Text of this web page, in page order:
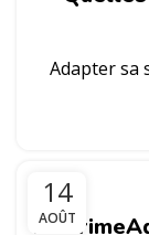
Adapter sa
14
AOÛT